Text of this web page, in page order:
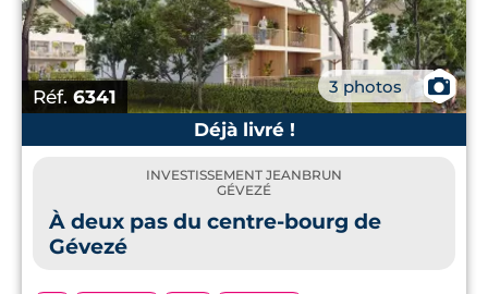
Réf. 6341 3 photos
📷
Déjà livré !
INVESTISSEMENT JEANBRUN
GÉVEZÉ
À deux pas du centre-bourg de
Gévezé